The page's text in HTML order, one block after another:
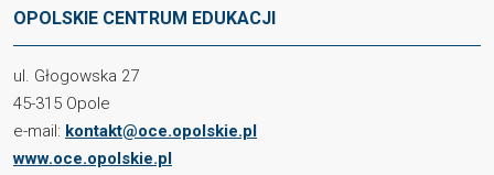
OPOLSKIE CENTRUM EDUKACJI
ul. Głogowska 27
45-315 Opole
e-mail: kontakt@oce.opolskie.pl
www.oce.opolskie.pl